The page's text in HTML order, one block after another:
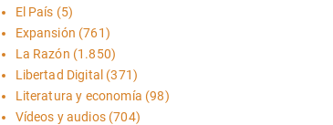
El País (5)
Expansión (761)
La Razón (1.850)
Libertad Digital (371)
Literatura y economía (98)
Vídeos y audios(704)